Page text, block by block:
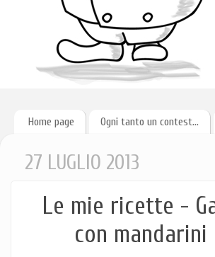
Home page Ogni tanto un contest...
27 LUGLIO 2013
Le mie ricette -
con